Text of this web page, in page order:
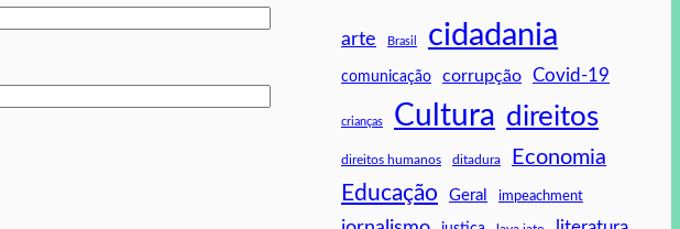
arte Brasil cidadania
comunicação corrupção Covid-19
crianças Cultura direitos
direitos humanos ditadura Economia
Educação Geral impeachment